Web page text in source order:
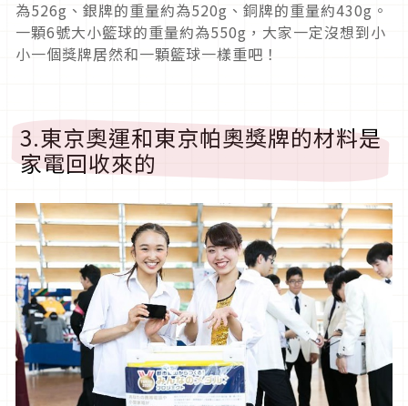
為526g、銀牌的重量約為520g、銅牌的重量約430g。
一顆6號大小籃球的重量約為550g，大家一定沒想到小
小一個獎牌居然和一顆籃球一樣重吧！
3.東京奧運和東京帕奧獎牌的材料是
家電回收來的